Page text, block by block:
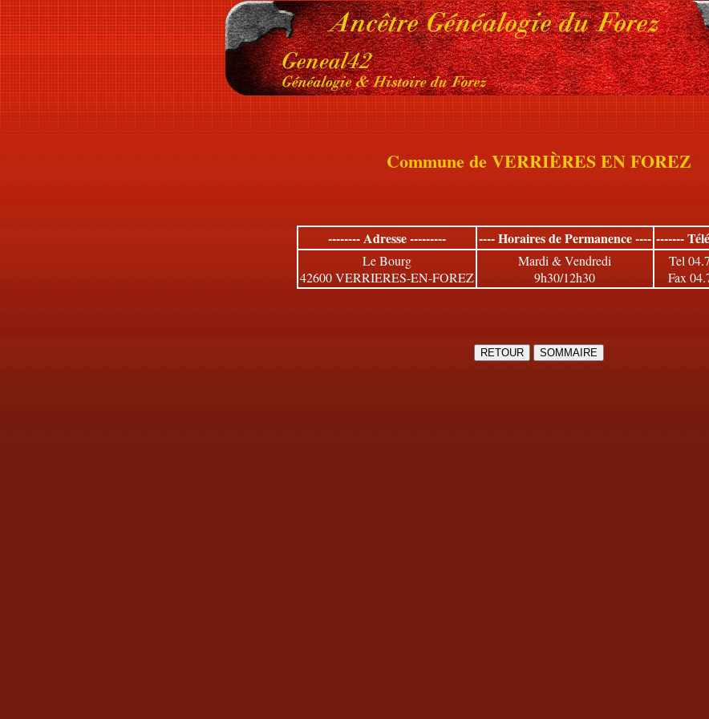
Commune de VERRIÈRES EN FOREZ
-------- Adresse --------- ---- Horaires de Permanence ---- -------
Le Bourg
42600 VERRIERES-EN-FOREZ
Mardi & Vendredi
9h30/12h30
Tel
Fax